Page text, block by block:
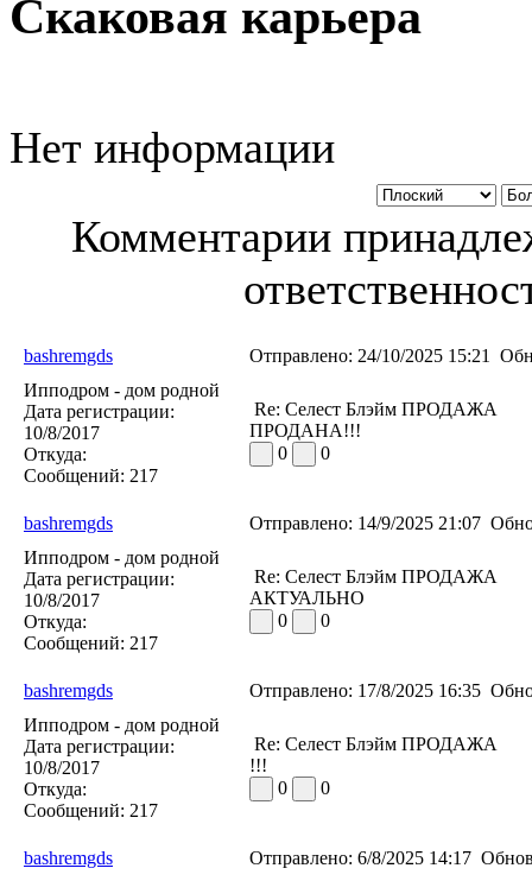
Скаковая карьера
Нет информации
Комментарии
bashremgds Отправлено: 24/10/2025 15:21
Ипподром - дом родной
Дата регистрации:
10/8/2017
Откуда:
Сообщений: 217
Re: Селест Блэйм ПРОДАЖА
ПРОДАНА!!!
0
0
bashremgds Отправлено: 14/9/2025 21:07
Ипподром - дом родной
Дата регистрации:
10/8/2017
Откуда:
Сообщений: 217
Re: Селест Блэйм ПРОДАЖА
АКТУАЛЬНО
0
0
bashremgds Отправлено: 17/8/2025 16:35
Ипподром - дом родной
Дата регистрации:
10/8/2017
Откуда:
Сообщений: 217
Re: Селест Блэйм ПРОДАЖА
!!!
0
0
bashremgds Отправлено: 6/8/2025 14:17